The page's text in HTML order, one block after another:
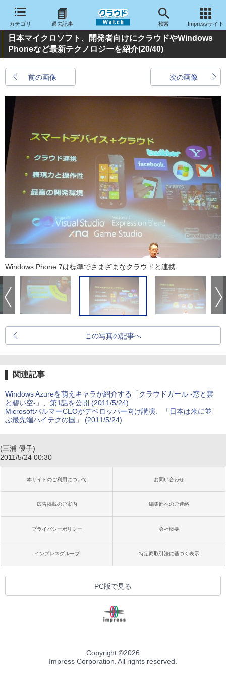
カテゴリ 過去記事 検索 Impressサイト
日本マイクロソフト、開発者向けにクラウドやWindows
Phoneなど最新テクノロジーを紹介(20/40)
前の画像 次の画像
Windows Phone 7は標準でさまざまなクラウドと連携
この写真の記事へ
関連記事
Windows Azureを萌えキャラが紹介する「クラウドガール -窓と雲
と碧い空-」、第1話を公開 (2011/5/24)
MicrosoftバルマーCEOがデベロッパー向け講演、「日本は米に並
ぶ最先端ハイテクの国」 (2011/5/24)
(三浦 優子)
2011/5/24 00:30
本サイトのご利用について お問い合わせ
広告掲載のご案内 編集部へのご連絡
プライバシーポリシー 会社概要
インプレスグループ 特定商取引法に基づく表示
PC版で見る
Copyright ©2026
Impress Corporation. All rights reserved.